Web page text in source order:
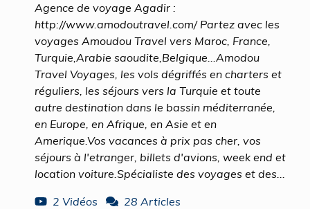
Agence de voyage Agadir :
http://www.amodoutravel.com/ Partez avec les
voyages Amoudou Travel vers Maroc, France,
Turquie,Arabie saoudite,Belgique...Amodou
Travel Voyages, les vols dégriffés en charters et
réguliers, les séjours vers la Turquie et toute
autre destination dans le bassin méditerranée,
en Europe, en Afrique, en Asie et en
Amerique.Vos vacances à prix pas cher, vos
séjours à l'etranger, billets d'avions, week end et
location voiture.Spécialiste des voyages et des...
2 Vidéos
28 Articles